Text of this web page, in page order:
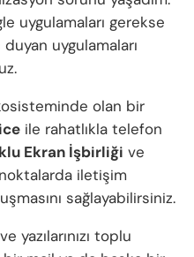
uygulamaları gerekse
uygulamaları
olan bir
ile rahatlıkla telefon
Ekran İşbirliği ve
iletişim
sağlayabilirsiniz.
yazılarınızı toplu